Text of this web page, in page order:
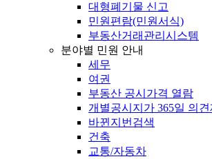
대형폐기물 신고
민원편람(민원서식)
부동산거래관리시스템
분야별 민원 안내
세무
여권
부동산 공시가격 열람
개별공시지가 365일 의견
바뀐지번검색
건축
교통/자동차